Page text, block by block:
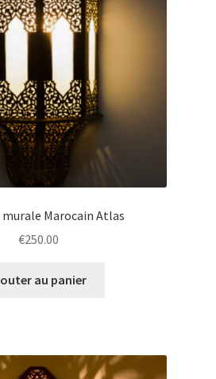
Marocain Atlas
€250.00
au panier